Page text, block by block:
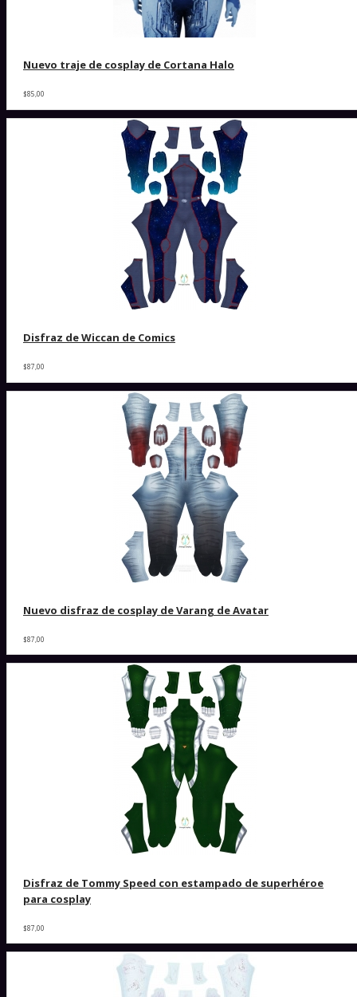
Nuevo traje de cosplay de Cortana Halo
$85,00
Disfraz de Wiccan de Comics
$87,00
Nuevo disfraz de cosplay de Varang de Avatar
$87,00
Disfraz de Tommy Speed ​​con estampado de superhéroe
para cosplay
$87,00